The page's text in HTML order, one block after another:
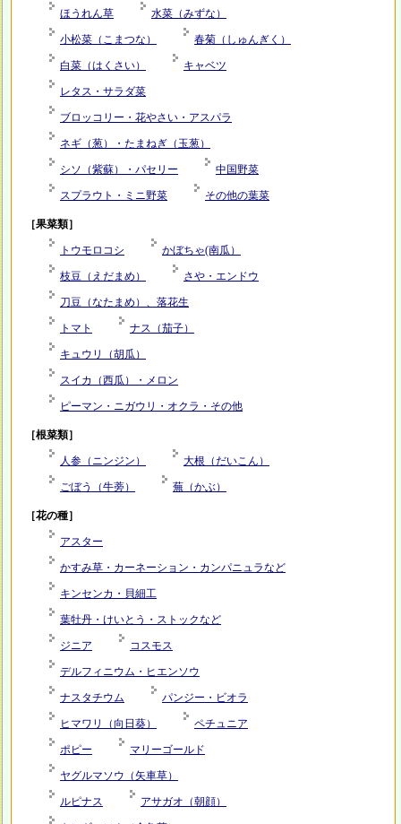
ほうれん草 水菜（みずな）
小松菜（こまつな） 春菊（しゅんぎく）
白菜（はくさい） キャベツ
レタス・サラダ菜
ブロッコリー・花やさい・アスパラ
ネギ（葱）・たまねぎ（玉葱）
シソ（紫蘇）・パセリー 中国野菜
スプラウト・ミニ野菜 その他の葉菜
［果菜類］
トウモロコシ かぼちゃ(南瓜）
枝豆（えだまめ） さや・エンドウ
刀豆（なたまめ）、落花生
トマト ナス（茄子）
キュウリ（胡瓜）
スイカ（西瓜）・メロン
ピーマン・ニガウリ・オクラ・その他
［根菜類］
人参（ニンジン） 大根（だいこん）
ごぼう（牛蒡） 蕪（かぶ）
［花の種］
アスター
かすみ草・カーネーション・カンパニュラなど
キンセンカ・貝細工
葉牡丹・けいとう・ストックなど
ジニア コスモス
デルフィニウム・ヒエンソウ
ナスタチウム パンジー・ビオラ
ヒマワリ（向日葵） ペチュニア
ポピー マリーゴールド
ヤグルマソウ（矢車草）
ルピナス アサガオ（朝顔）